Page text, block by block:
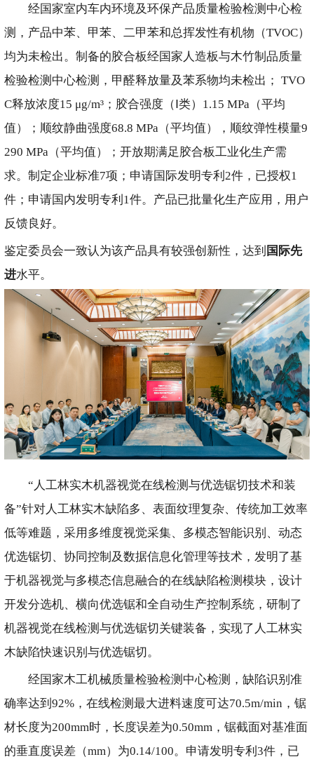
经国家室内车内环境及环保产品质量检验检测中心检
测，产品中苯、甲苯、二甲苯和总挥发性有机物（TVOC）
均为未检出。制备的胶合板经国家人造板与木竹制品质量
检验检测中心检测，甲醛释放量及苯系物均未检出； TVO
C释放浓度15 μg/m³；胶合强度（Ⅰ类）1.15 MPa（平均
值）；顺纹静曲强度68.8 MPa（平均值），顺纹弹性模量9
290 MPa（平均值）；开放期满足胶合板工业化生产需
求。制定企业标准7项；申请国际发明专利2件，已授权1
件；申请国内发明专利1件。产品已批量化生产应用，用户
反馈良好。
鉴定委员会一致认为该产品具有较强创新性，达到 国际先
进水平。
“人工林实木机器视觉在线检测与优选锯切技术和装
备”针对人工林实木缺陷多、表面纹理复杂、传统加工效率
低等难题，采用多维度视觉采集、多模态智能识别、动态
优选锯切、协同控制及数据信息化管理等技术，发明了基
于机器视觉与多模态信息融合的在线缺陷检测模块，设计
开发分选机、横向优选锯和全自动生产控制系统，研制了
机器视觉在线检测与优选锯切关键装备，实现了人工林实
木缺陷快速识别与优选锯切。
经国家木工机械质量检验检测中心检测，缺陷识别准
确率达到92%，在线检测最大进料速度可达70.5m/min，锯
材长度为200mm时，长度误差为0.50mm，锯截面对基准面
的垂直度误差（mm）为0.14/100。申请发明专利3件，已